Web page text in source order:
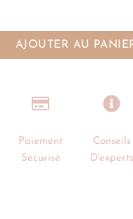
AJOUTER AU
Paiement
Sécurisé
Conseils
D'experts